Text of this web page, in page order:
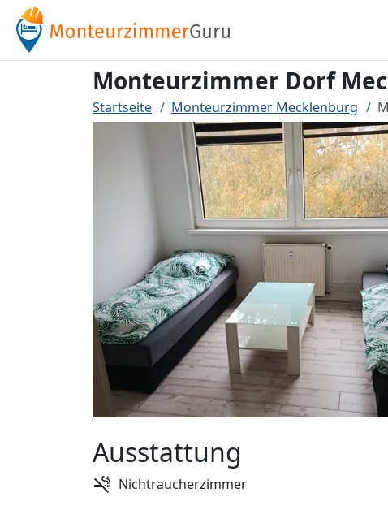
Monteurzimmer Dorf
Startseite Monteurzimmer Mecklenburg
Ausstattung
Nichtraucherzimmer